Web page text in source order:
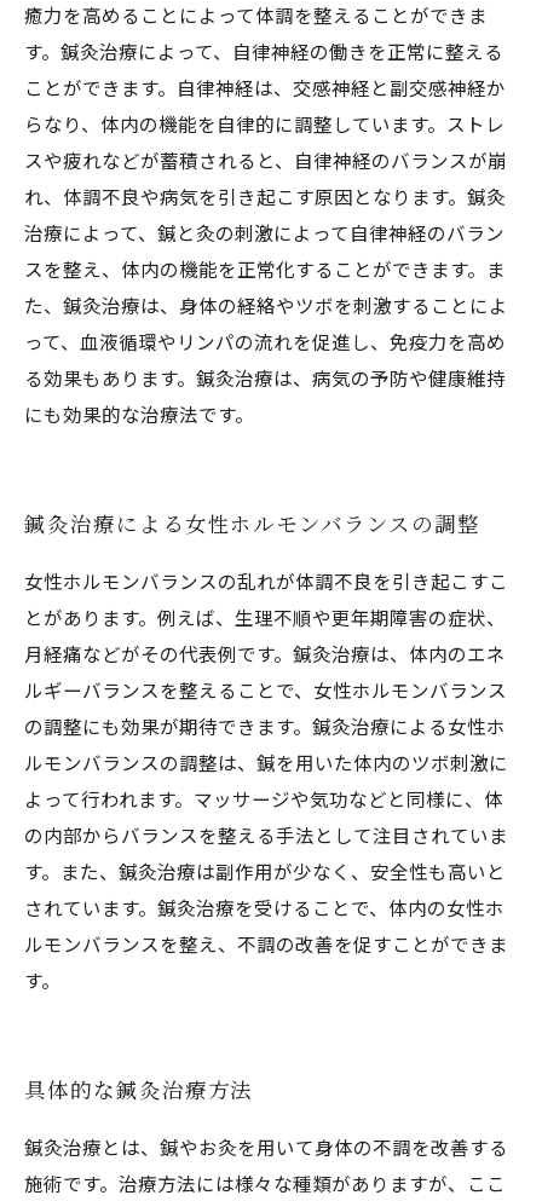
癒力を高めることによって体調を整えることができま
す。鍼灸治療によって、自律神経の働きを正常に整える
ことができます。自律神経は、交感神経と副交感神経か
らなり、体内の機能を自律的に調整しています。ストレ
スや疲れなどが蓄積されると、自律神経のバランスが崩
れ、体調不良や病気を引き起こす原因となります。鍼灸
治療によって、鍼と灸の刺激によって自律神経のバラン
スを整え、体内の機能を正常化することができます。ま
た、鍼灸治療は、身体の経絡やツボを刺激することによ
って、血液循環やリンパの流れを促進し、免疫力を高め
る効果もあります。鍼灸治療は、病気の予防や健康維持
にも効果的な治療法です。
鍼灸治療による女性ホルモンバランスの調整
女性ホルモンバランスの乱れが体調不良を引き起こすこ
とがあります。例えば、生理不順や更年期障害の症状、
月経痛などがその代表例です。鍼灸治療は、体内のエネ
ルギーバランスを整えることで、女性ホルモンバランス
の調整にも効果が期待できます。鍼灸治療による女性ホ
ルモンバランスの調整は、鍼を用いた体内のツボ刺激に
よって行われます。マッサージや気功などと同様に、体
の内部からバランスを整える手法として注目されていま
す。また、鍼灸治療は副作用が少なく、安全性も高いと
されています。鍼灸治療を受けることで、体内の女性ホ
ルモンバランスを整え、不調の改善を促すことができま
す。
具体的な鍼灸治療方法
鍼灸治療とは、鍼やお灸を用いて身体の不調を改善する
施術です。治療方法には様々な種類がありますが、ここ